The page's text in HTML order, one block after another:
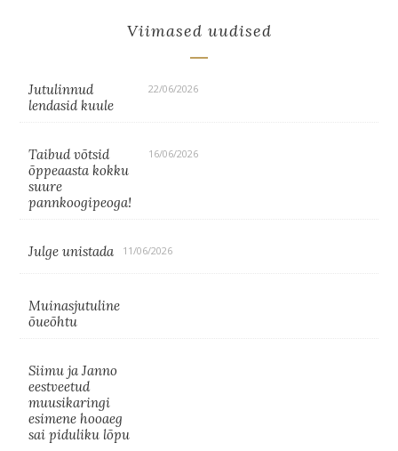
Viimased uudised
Jutulinnud
lendasid kuule
22/06/2026
Taibud võtsid
õppeaasta kokku
suure
pannkoogipeoga!
16/06/2026
Julge unistada 11/06/2026
Muinasjutuline
õueõhtu
Siimu ja Janno
eestveetud
muusikaringi
esimene hooaeg
sai piduliku lõpu